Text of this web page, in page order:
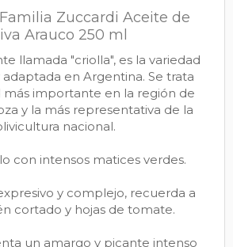
Zuccardi Aceite de
Arauco 250 ml
llamada "criolla", es la variedad
adaptada en Argentina. Se trata
más importante en la región de
y la más representativa de la
nacional.
con intensos matices verdes.
y complejo, recuerda a
cortado y hojas de tomate.
un amargo y picante intenso